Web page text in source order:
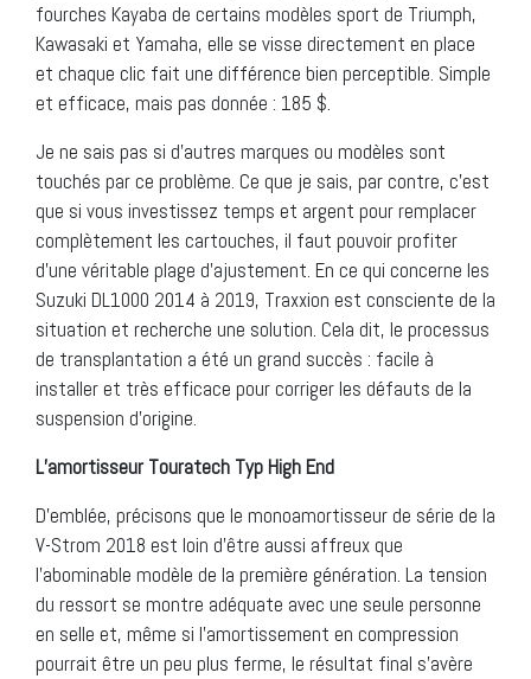
fourches Kayaba de certains modèles sport de Triumph,
Kawasaki et Yamaha, elle se visse directement en place
et chaque clic fait une différence bien perceptible. Simple
et efficace, mais pas donnée : 185 $.
Je ne sais pas si d’autres marques ou modèles sont
touchés par ce problème. Ce que je sais, par contre, c’est
que si vous investissez temps et argent pour remplacer
complètement les cartouches, il faut pouvoir profiter
d’une véritable plage d’ajustement. En ce qui concerne les
Suzuki DL1000 2014 à 2019, Traxxion est consciente de la
situation et recherche une solution. Cela dit, le processus
de transplantation a été un grand succès : facile à
installer et très efficace pour corriger les défauts de la
suspension d’origine.
L’amortisseur Touratech Typ High End
D’emblée, précisons que le monoamortisseur de série de la
V-Strom 2018 est loin d’être aussi affreux que
l’abominable modèle de la première génération. La tension
du ressort se montre adéquate avec une seule personne
en selle et, même si l’amortissement en compression
pourrait être un peu plus ferme, le résultat final s’avère